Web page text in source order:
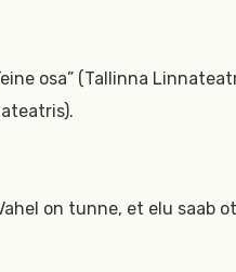
osa” (Tallinna
on tunne, et elu saab